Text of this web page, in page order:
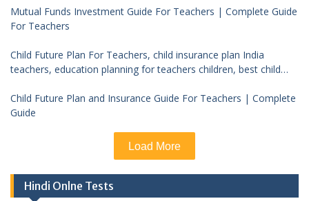
Mutual Funds Investment Guide For Teachers | Complete Guide
For Teachers
Child Future Plan For Teachers, child insurance plan India
teachers, education planning for teachers children, best child
Child Future Plan and Insurance Guide For Teachers | Complete
Guide
Load More
Hindi Onlne Tests